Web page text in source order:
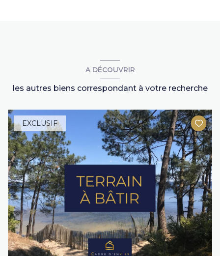
A DÉCOUVRIR
les autres biens correspondant à votre recherche
EXCLUSIF